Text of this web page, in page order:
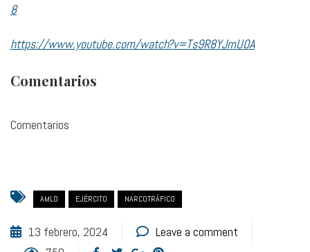
8
https://www.youtube.com/watch?v=Ts9R8YJmU0A
Comentarios
Comentarios
AMLO EJÉRCITO NARCOTRÁFICO
13 febrero, 2024
Leave a comment